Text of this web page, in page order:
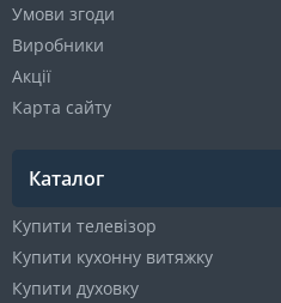
Умови згоди
Виробники
Акції
Карта сайту
Каталог
Купити телевізор
Купити кухонну витяжку
Купити духовку